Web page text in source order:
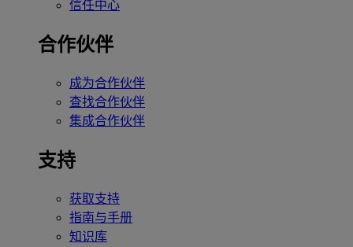
信任中心
合作伙伴
成为合作伙伴
查找合作伙伴
集成合作伙伴
支持
获取支持
指南与手册
知识库